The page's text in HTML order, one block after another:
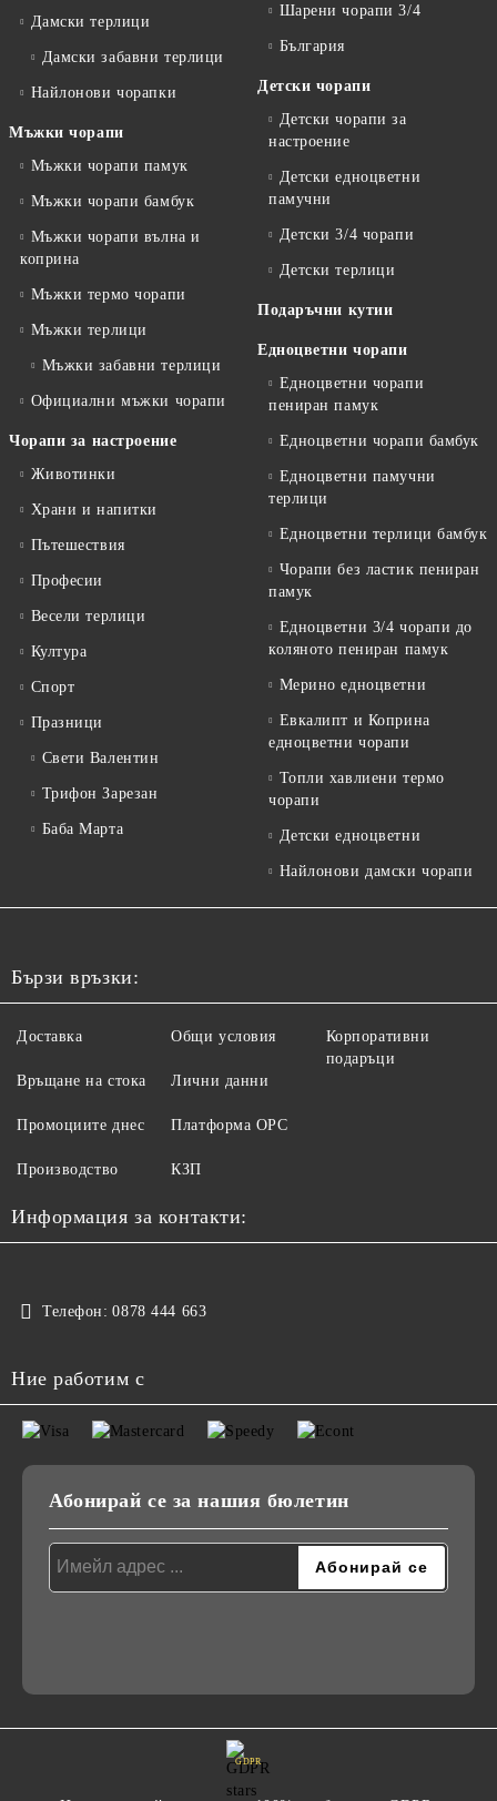
Дамски терлици
Дамски забавни терлици
Найлонови чорапки
Мъжки чорапи
Мъжки чорапи памук
Мъжки чорапи бамбук
Мъжки чорапи вълна и
коприна
Мъжки термо чорапи
Мъжки терлици
Мъжки забавни терлици
Официални мъжки чорапи
Чорапи за настроение
Животинки
Храни и напитки
Пътешествия
Професии
Весели терлици
Култура
Спорт
Празници
Свети Валентин
Трифон Зарезан
Баба Марта
Шарени чорапи 3/4
България
Детски чорапи
Детски чорапи за
настроение
Детски едноцветни
памучни
Детски 3/4 чорапи
Детски терлици
Подаръчни кутии
Едноцветни чорапи
Едноцветни чорапи
пениран памук
Едноцветни чорапи бамбук
Едноцветни памучни
терлици
Едноцветни терлици бамбук
Чорапи без ластик пениран
памук
Едноцветни 3/4 чорапи до
коляното пениран памук
Мерино едноцветни
Евкалипт и Коприна
едноцветни чорапи
Топли хавлиени термо
чорапи
Детски едноцветни
Найлонови дамски чорапи
Бързи връзки:
Доставка
Връщане на стока
Промоциите днес
Производство
Общи условия
Лични данни
Платформа ОРС
КЗП
Корпоративни
подаръци
Информация за контакти:
Телефон: 0878 444 663
Ние работим с
Абонирай се за нашия бюлетин
GDPR